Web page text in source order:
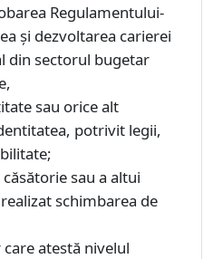
Regulamentului-
şi dezvoltarea carierei
din sectorul bugetar
sau orice alt
potrivit legii,
sau a altui
schimbarea de
atestă nivelul